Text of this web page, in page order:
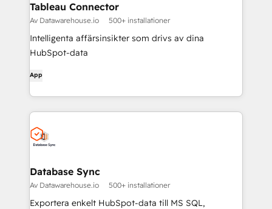
Tableau Connector
Av Datawarehouse.io 500+ installationer
Intelligenta affärsinsikter som drivs av dina
HubSpot-data
App
Database Sync
Av Datawarehouse.io 500+ installationer
Exportera enkelt HubSpot-data till MS SQL,